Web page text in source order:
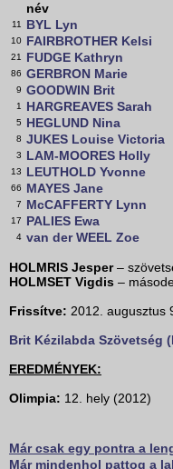
név
11 BYL Lyn
10 FAIRBROTHER Kelsi
21 FUDGE Kathryn
86 GERBRON Marie
9 GOODWIN Brit
1 HARGREAVES Sarah
5 HEGLUND Nina
8 JUKES Louise Victoria
3 LAM-MOORES Holly
13 LEUTHOLD Yvonne
66 MAYES Jane
7 McCAFFERTY Lynn
17 PALIES Ewa
4 van der WEEL Zoe
HOLMRIS Jesper–
HOLMSET Vigdis –
Frissítve: 2012. augusztus
Brit Kézilabda Szövetség
EREDMÉNYEK:
Olimpia: 12. hely (2012)
Már csak egy pontra a
Már mindenhol pattog a